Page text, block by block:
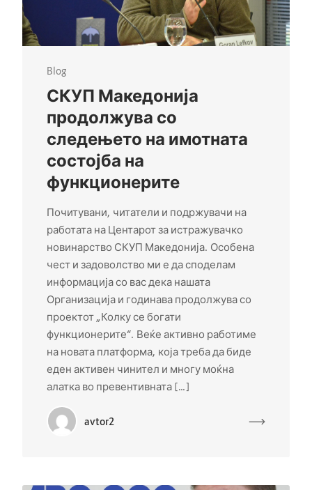
Blog
СКУП Македонија
продолжува со
следењето на имотната
состојба на
функционерите
Почитувани, читатели и подржувачи на
работата на Центарот за истражувачко
новинарство СКУП Македонија. Особена
чест и задоволство ми е да споделам
информација со вас дека нашата
Организација и годинава продолжува со
проектот „Колку се богати
функционерите“. Веќе активно работиме
на новата платформа, која треба да биде
еден активен чинител и многу моќна
алатка во превентивната […]
avtor2